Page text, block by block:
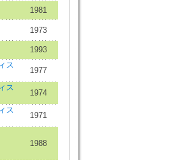
1981
1973
1993
ス
1977
ス
1974
ス
1971
1988